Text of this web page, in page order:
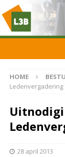
HOME
Ledenvergadering
28 april 2013